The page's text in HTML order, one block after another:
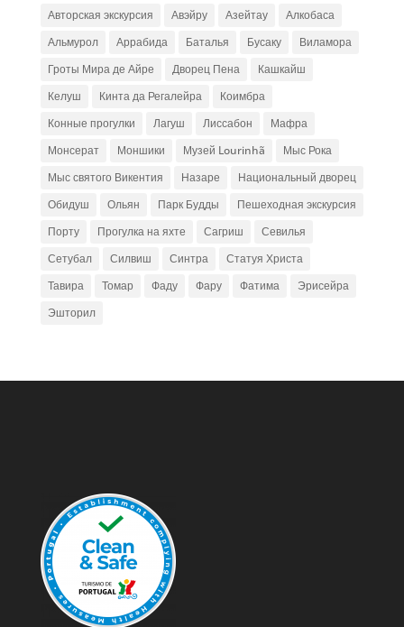
Авторская экскурсия Авэйру Азейтау
Алкобаса
Альмурол
Аррабида Баталья Бусаку
Виламора
Гроты Мира де Айре
Дворец Пена
Кашкайш
Келуш
Кинта да Регалейра
Коимбра
Конные прогулки
Лагуш Лиссабон
Мафра
Монсерат
Моншики Музей Lourinhã
Мыс Рока
Мыс святого Викентия
Назаре
Национальный дворец
Обидуш
Ольян Парк Будды
Пешеходная экскурсия
Порту
Прогулка на яхте Сагриш
Севилья
Сетубал
Силвиш Синтра
Статуя Христа
Тавира
Томар Фаду Фару Фатима
Эрисейра
Эшторил